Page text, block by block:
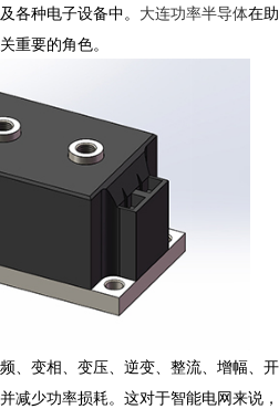
各种电子设备中。 大连功率半导体在助
重要的角色。
、变相、变压、逆变、整流、增幅、开
减少功率损耗。这对于智能电网来说，